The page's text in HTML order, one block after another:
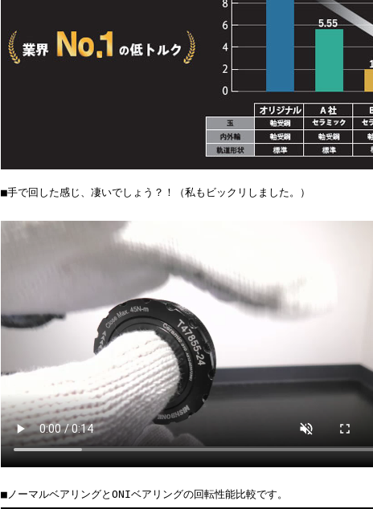
■手で回した感じ、凄いでしょう？！（私もビックリしました。）
■ノーマルベアリングとONIベアリングの回転性能比較です。